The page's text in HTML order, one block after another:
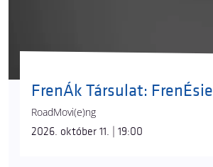
FrenÁk Társulat: FrenÉsie
RoadMovi(e)ng
2026. október 11. | 19:00